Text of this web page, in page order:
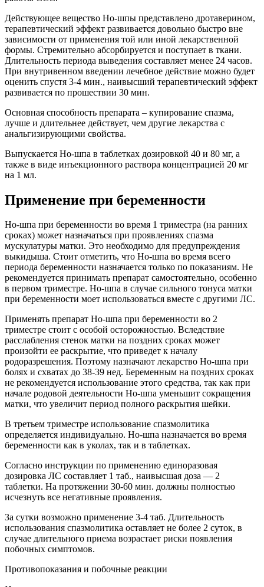
Действующее вещество Но-шпы представлено дротаверином,
терапевтический эффект развивается довольно быстро вне
зависимости от применения той или иной лекарственной
формы. Стремительно абсорбируется и поступает в ткани.
Длительность периода выведения составляет менее 24 часов.
При внутривенном введении лечебное действие можно будет
оценить спустя 3-4 мин., наивысший терапевтический эффект
развивается по прошествии 30 мин.
Основная способность препарата – купирование спазма,
лучше и длительнее действует, чем другие лекарства с
анальгизирующими свойства.
Выпускается Но-шпа в таблетках дозировкой 40 и 80 мг, а
также в виде инъекционного раствора концентрацией 20 мг
на 1 мл.
Применение при беременности
Но-шпа при беременности во время 1 триместра (на ранних
сроках) может назначаться при проявлениях спазма
мускулатуры матки. Это необходимо для предупреждения
выкидыша. Стоит отметить, что Но-шпа во время всего
периода беременности назначается только по показаниям. Не
рекомендуется принимать препарат самостоятельно, особенно
в первом триместре. Но-шпа в случае сильного тонуса матки
при беременности моет использоваться вместе с другими ЛС.
Применять препарат Но-шпа при беременности во 2
триместре стоит с особой осторожностью. Вследствие
расслабления стенок матки на поздних сроках может
произойти ее раскрытие, что приведет к началу
родоразрешения. Поэтому назначают лекарство Но-шпа при
болях и схватах до 38-39 нед. Беременным на поздних сроках
не рекомендуется использование этого средства, так как при
начале родовой деятельности Но-шпа уменьшит сокращения
матки, что увеличит период полного раскрытия шейки.
В третьем триместре использование спазмолитика
определяется индивидуально. Но-шпа назначается во время
беременности как в уколах, так и в таблетках.
Согласно инструкции по применению единоразовая
дозировка ЛС составляет 1 таб., наивысшая доза — 2
таблетки. На протяжении 30-60 мин. должны полностью
исчезнуть все негативные проявления.
За сутки возможно применение 3-4 таб. Длительность
использования спазмолитика оставляет не более 2 суток, в
случае длительного приема возрастает риски появления
побочных симптомов.
Противопоказания и побочные реакции